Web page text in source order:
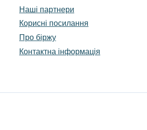
Наші партнери
Корисні посилання
Про біржу
Контактна інформація